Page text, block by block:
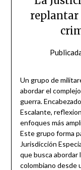
replantar
Un grupo de
abordar el
guerra.
Escalante,
enfoques más
Este grupo forma
Jurisdicción
que busca abordar
colombiano desde